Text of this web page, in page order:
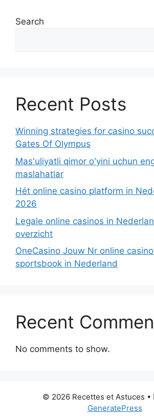
Search
Recent Posts
Winning strategies for casino
Gates Of Olympus
Mas'uliyatli qimor o'yini uchun
maslahatlar
Hét online casino platform in
2026
Legale online casinos in
overzicht
OneCasino Jouw Nr online
sportsbook in Nederland
Recent
No comments to show.
© 2026 Recettes et Astuces •
GeneratePress